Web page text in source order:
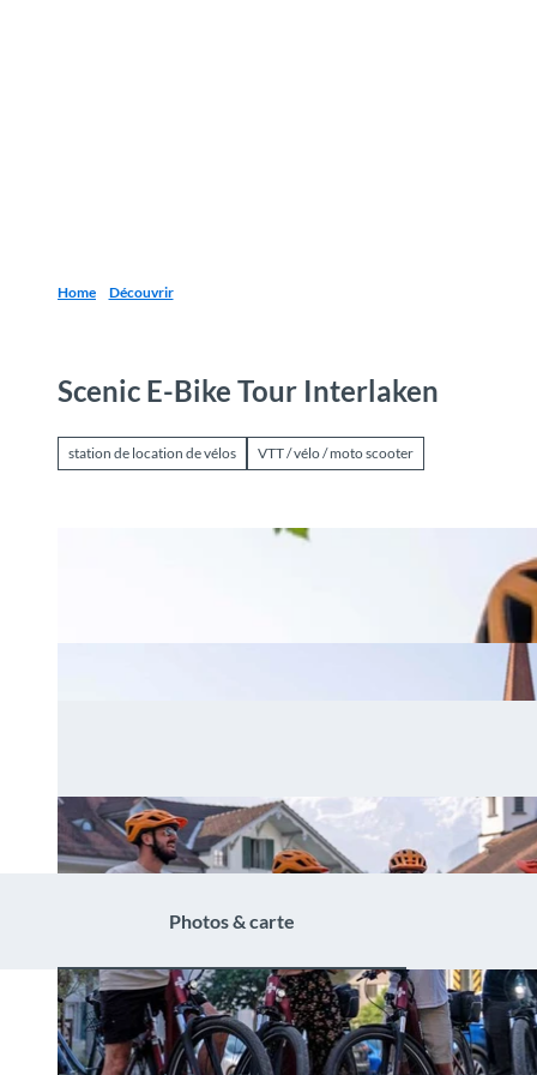
Home Découvrir
Scenic E-Bike Tour Interlaken
station de location de vélos VTT / vélo / moto scooter
Photos & carte